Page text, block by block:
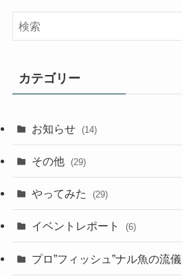
カテゴリー
お知らせ (14)
その他 (29)
やってみた (29)
イベントレポート (6)
プロ”フィッシュ”ナル魚の流儀